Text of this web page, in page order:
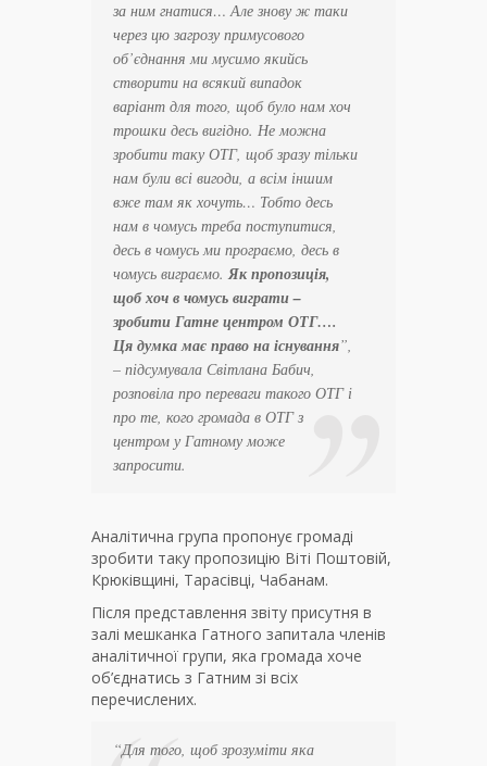
за ним гнатися… Але знову ж таки
через цю загрозу примусового
об’єднання ми мусимо якийсь
створити на всякий випадок
варіант для того, щоб було нам хоч
трошки десь вигідно. Не можна
зробити таку ОТГ, щоб зразу тільки
нам були всі вигоди, а всім іншим
вже там як хочуть… Тобто десь
нам в чомусь треба поступитися,
десь в чомусь ми програємо, десь в
чомусь виграємо.Як пропозиція,
щоб хоч в чомусь виграти –
зробити Гатне центром ОТГ….
Ця думка має право на існування”,
– підсумувала Світлана Бабич,
розповіла про переваги такого ОТГ і
про те, кого громада в ОТГ з
центром у Гатному може
запросити.
Аналітична група пропонує громаді
зробити таку пропозицію Віті Поштовій,
Крюківщині, Тарасівці, Чабанам.
Після представлення звіту присутня в
залі мешканка Гатного запитала членів
аналітичної групи, яка громада хоче
об’єднатись з Гатним зі всіх
перечислених.
“Для того, щоб зрозуміти яка